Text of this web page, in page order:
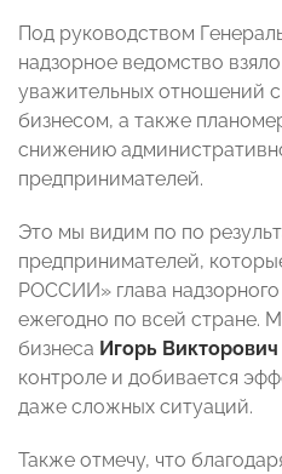
Под руководством
надзорное ведомство
уважительных отношений
бизнесом, а также
снижению
предпринимателей.
Это мы видим по по
предпринимателей,
РОССИИ» глава
ежегодно по всей стране.
бизнеса Игорь Викторович
контроле и добивается
даже сложных ситуаций.
Также отмечу, что